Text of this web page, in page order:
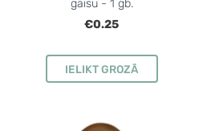
gaisu - 1 gb.
€0.25
IELIKT GROZĀ